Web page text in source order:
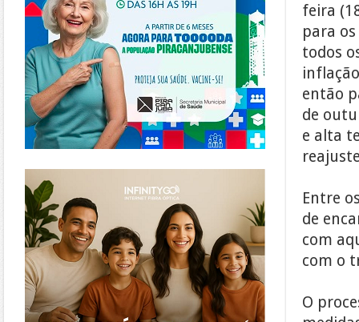
feira
para
todos
então
de
e alta
Entre
de
com
com o
O
https://www.infinitygo.com.br/